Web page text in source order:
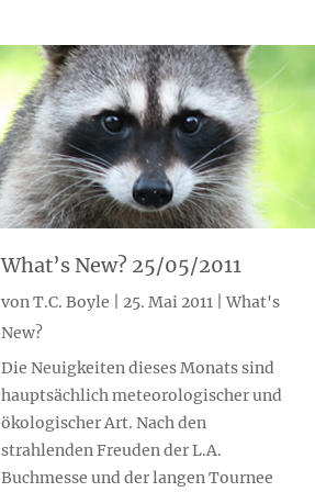
What’s New? 25/05/2011
vonT.C. Boyle 25. Mai 2011 |What's
New?
Die Neuigkeiten dieses Monats sind
hauptsächlich meteorologischer und
ökologischer Art. Nach den
strahlenden Freuden der L.A.
Buchmesse und der langen Tournee